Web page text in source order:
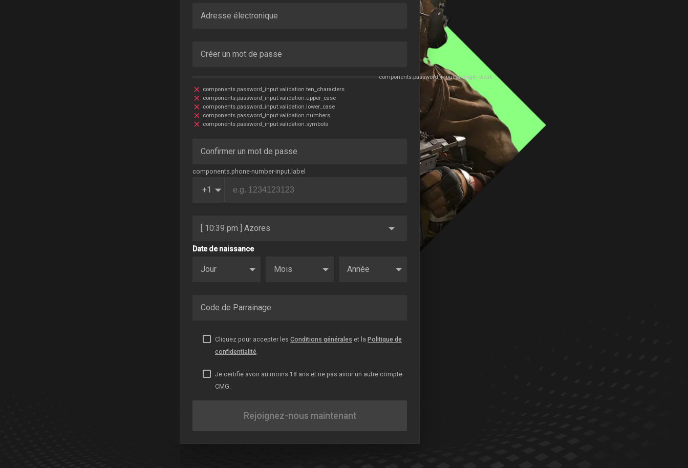
Adresse électronique
Créer un mot de passe
components.password_input.strength.weak
components.password_input.validation.ten_characters
components.password_input.validation.upper_case
components.password_input.validation.lower_case
components.password_input.validation.numbers
components.password_input.validation.symbols
Confirmer un mot de passe
components.phone-number-input.label
Date de naissance
Code de Parrainage
Cliquez pour accepter les Conditions générales et la Politique de
confidentialité.
Je certifie avoir au moins 18 ans et ne pas avoir un autre compte
CMG.
Rejoignez-nous maintenant